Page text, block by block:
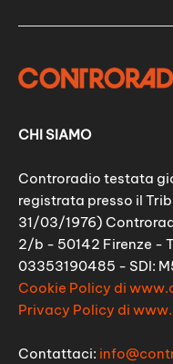
CHI SIAMO
Controradio testata
registrata presso il
31/03/1976)
2/b - 50142 Firenze -
03353190485 - SDI:
Cookie Policy di
Privacy Policy di
Contattaci: